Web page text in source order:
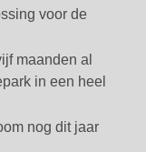
voor de
maanden al
in een heel
nog dit jaar